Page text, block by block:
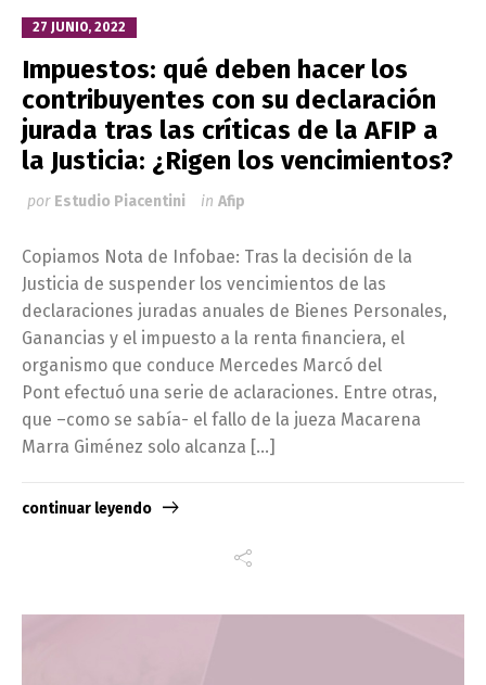
27 JUNIO, 2022
Impuestos: qué deben hacer los
contribuyentes con su declaración
jurada tras las críticas de la AFIP a
la Justicia: ¿Rigen los vencimientos?
por Estudio Piacentini in Afip
Copiamos Nota de Infobae: Tras la decisión de la
Justicia de suspender los vencimientos de las
declaraciones juradas anuales de Bienes Personales,
Ganancias y el impuesto a la renta financiera, el
organismo que conduce Mercedes Marcó del
Pont efectuó una serie de aclaraciones. Entre otras,
que –como se sabía- el fallo de la jueza Macarena
Marra Giménez solo alcanza […]
continuar leyendo